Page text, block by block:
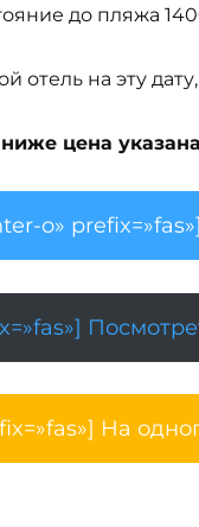
до пляжа
на эту
цена указана
o»
На